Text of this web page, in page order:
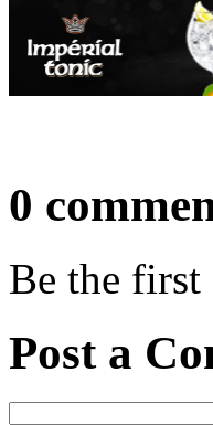
0
Be the first
Post a